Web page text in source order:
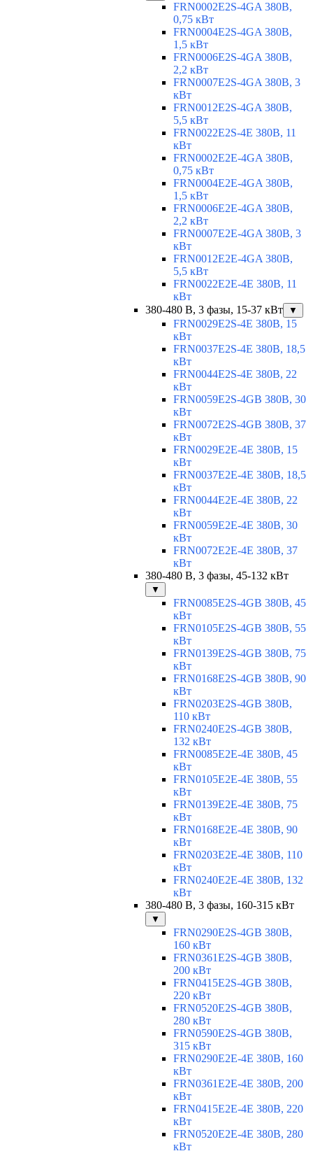
FRN0002E2S-4GA 380В,
0,75 кВт
FRN0004E2S-4GA 380В,
1,5 кВт
FRN0006E2S-4GA 380В,
2,2 кВт
FRN0007E2S-4GA 380В, 3
кВт
FRN0012E2S-4GA 380В,
5,5 кВт
FRN0022E2S-4E 380В, 11
кВт
FRN0002E2E-4GA 380В,
0,75 кВт
FRN0004E2E-4GA 380В,
1,5 кВт
FRN0006E2E-4GA 380В,
2,2 кВт
FRN0007E2E-4GA 380В, 3
кВт
FRN0012E2E-4GA 380В,
5,5 кВт
FRN0022E2E-4E 380В, 11
кВт
380-480 В, 3 фазы, 15-37 кВт
▼
FRN0029E2S-4E 380В, 15
кВт
FRN0037E2S-4E 380В, 18,5
кВт
FRN0044E2S-4E 380В, 22
кВт
FRN0059E2S-4GB 380В, 30
кВт
FRN0072E2S-4GB 380В, 37
кВт
FRN0029E2E-4E 380В, 15
кВт
FRN0037E2E-4E 380В, 18,5
кВт
FRN0044E2E-4E 380В, 22
кВт
FRN0059E2E-4E 380В, 30
кВт
FRN0072E2E-4E 380В, 37
кВт
380-480 В, 3 фазы, 45-132 кВт
▼
FRN0085E2S-4GB 380В, 45
кВт
FRN0105E2S-4GB 380В, 55
кВт
FRN0139E2S-4GB 380В, 75
кВт
FRN0168E2S-4GB 380В, 90
кВт
FRN0203E2S-4GB 380В,
110 кВт
FRN0240E2S-4GB 380В,
132 кВт
FRN0085E2E-4E 380В, 45
кВт
FRN0105E2E-4E 380В, 55
кВт
FRN0139E2E-4E 380В, 75
кВт
FRN0168E2E-4E 380В, 90
кВт
FRN0203E2E-4E 380В, 110
кВт
FRN0240E2E-4E 380В, 132
кВт
380-480 В, 3 фазы, 160-315 кВт
▼
FRN0290E2S-4GB 380В,
160 кВт
FRN0361E2S-4GB 380В,
200 кВт
FRN0415E2S-4GB 380В,
220 кВт
FRN0520E2S-4GB 380В,
280 кВт
FRN0590E2S-4GB 380В,
315 кВт
FRN0290E2E-4E 380В, 160
кВт
FRN0361E2E-4E 380В, 200
кВт
FRN0415E2E-4E 380В, 220
кВт
FRN0520E2E-4E 380В, 280
кВт